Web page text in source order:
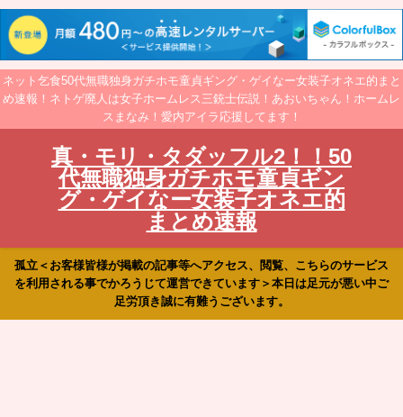
ネット乞食50代無職独身ガチホモ童貞ギング・ゲイなー女装子オネエ的まと
め速報！ネトゲ廃人は女子ホームレス三銃士伝説！あおいちゃん！ホームレ
スまなみ！愛内アイラ応援してます！
真・モリ・タダッフル2！！50
代無職独身ガチホモ童貞ギン
グ・ゲイなー女装子オネエ的
まとめ速報
孤立＜お客様皆様が掲載の記事等へアクセス、閲覧、こちらのサービス
を利用される事でかろうじて運営できています＞本日は足元が悪い中ご
足労頂き誠に有難うございます。